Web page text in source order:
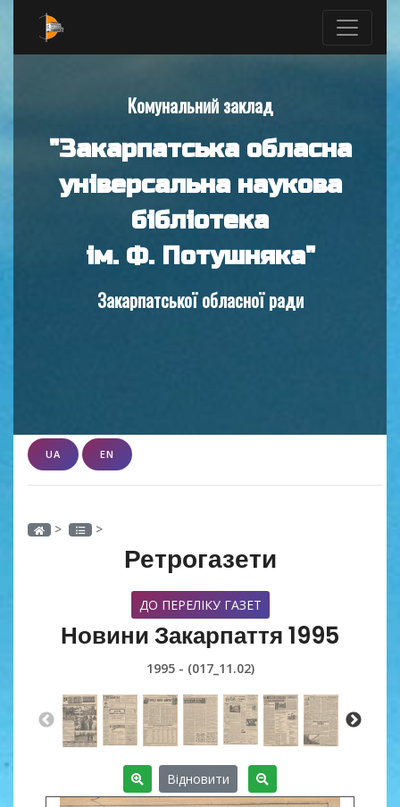
Комунальний заклад
"Закарпатська обласна
універсальна наукова
бібліотека
ім. Ф. Потушняка"
Закарпатської обласної ради
UA EN
> >
Ретрогазети
ДО ПЕРЕЛІКУ ГАЗЕТ
Новини Закарпаття 1995
1995 - (017_11.02)
Відновити